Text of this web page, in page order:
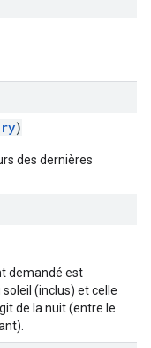
)
des dernières
demandé est
(inclus) et celle
de la nuit (entre le